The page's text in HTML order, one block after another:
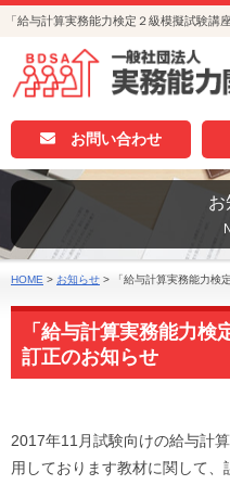
お問い合わせ
お
HOME > お知らせ > 「給与計算実務能力検
「給与計算実務能力
訂正のお知らせ
2017年11月試験向けの給与計
用しております教材に関して